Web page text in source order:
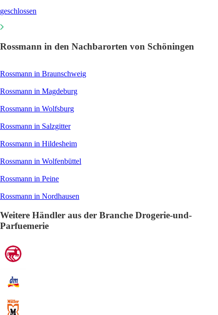
geschlossen
Rossmann in den Nachbarorten von Schöningen
Rossmann in Braunschweig
Rossmann in Magdeburg
Rossmann in Wolfsburg
Rossmann in Salzgitter
Rossmann in Hildesheim
Rossmann in Wolfenbüttel
Rossmann in Peine
Rossmann in Nordhausen
Weitere Händler aus der Branche Drogerie-und-
Parfuemerie